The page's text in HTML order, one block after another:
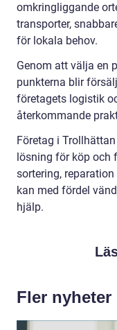
omkringliggande
transporter,
för lokala behov.
Genom att välja en
punkterna blir
företagets logistik
återkommande
Företag i
lösning för köp och
sortering,
kan med fördel
hjälp.
Fler nyheter